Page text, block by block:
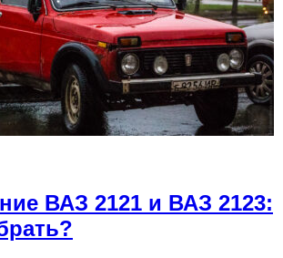
ВАЗ 2121 и ВАЗ 2123: